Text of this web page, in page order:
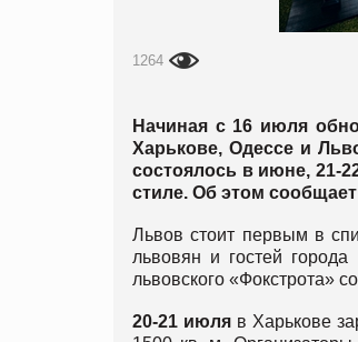
1264
Начиная с 16 июля
Харькове, Одессе и
состоялось в июне, 21-
стиле. Об этом сообщает
Львов стоит первым в
львовян и гостей
львовского «Фокстрота»
20-21 июляв Харькове